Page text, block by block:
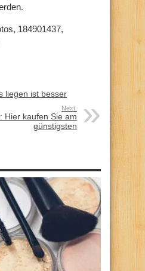
184901437,
liegen ist besser
Next:
Hier kaufen Sie am
günstigsten